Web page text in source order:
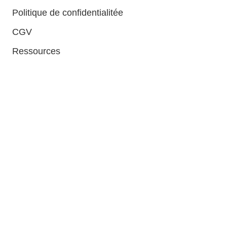
Politique de confidentialitée
CGV
Ressources